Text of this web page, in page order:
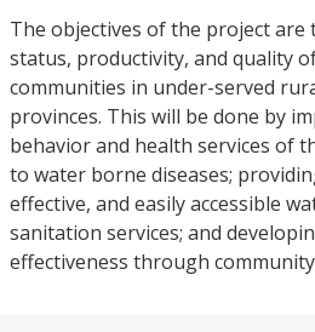
The objectives of the project
status, productivity, and quality
communities in under-served
provinces. This will be done by
behavior and health services of
to water borne diseases;
effective, and easily accessible
sanitation services; and
effectiveness through